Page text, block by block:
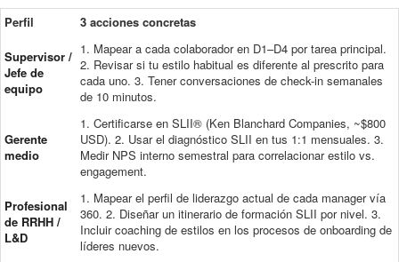
Perfil 3 acciones concretas
Supervisor /
Jefe de
equipo
1. Mapear a cada colaborador en D1–D4 por tarea principal.
2. Revisar si tu estilo habitual es diferente al prescrito para
cada uno. 3. Tener conversaciones de check-in semanales
de 10 minutos.
Gerente
medio
1. Certificarse en SLII® (Ken Blanchard Companies, ~$800
USD). 2. Usar el diagnóstico SLII en tus 1:1 mensuales. 3.
Medir NPS interno semestral para correlacionar estilo vs.
engagement.
Profesional
de RRHH /
L&D
1. Mapear el perfil de liderazgo actual de cada manager vía
360. 2. Diseñar un itinerario de formación SLII por nivel. 3.
Incluir coaching de estilos en los procesos de onboarding de
líderes nuevos.